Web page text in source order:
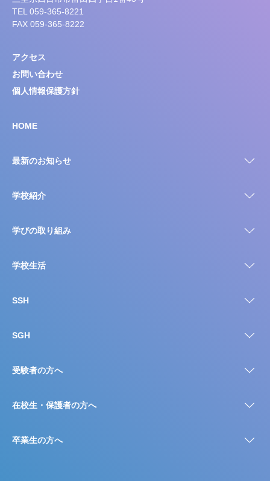
TEL 059-365-8221
FAX 059-365-8222
アクセス
お問い合わせ
個人情報保護方針
HOME
最新のお知らせ
学校紹介
学びの取り組み
学校生活
SSH
SGH
受験者の方へ
在校生・保護者の方へ
卒業生の方へ